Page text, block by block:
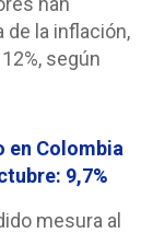
la inflación,
según
en Colombia
9,7%
mesura al